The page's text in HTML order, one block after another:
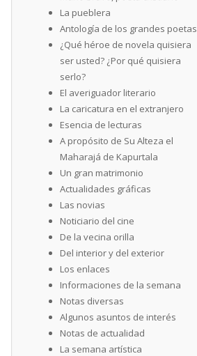
La pueblera
Antología de los grandes poetas
¿Qué héroe de novela quisiera
ser usted? ¿Por qué quisiera
serlo?
El averiguador literario
La caricatura en el extranjero
Esencia de lecturas
A propósito de Su Alteza el
Maharajá de Kapurtala
Un gran matrimonio
Actualidades gráficas
Las novias
Noticiario del cine
De la vecina orilla
Del interior y del exterior
Los enlaces
Informaciones de la semana
Notas diversas
Algunos asuntos de interés
Notas de actualidad
La semana artística